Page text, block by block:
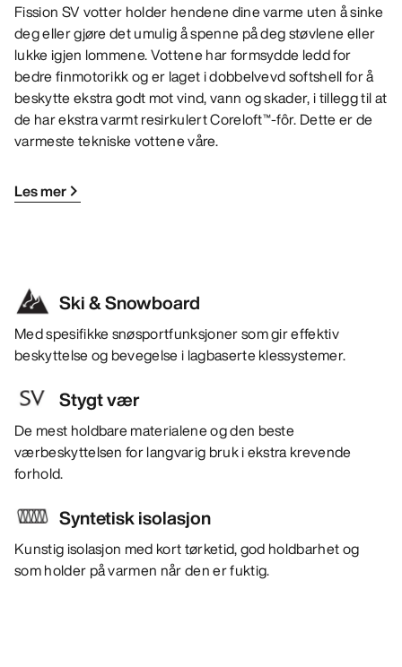
Fission SV votter holder hendene dine varme uten å sinke
deg eller gjøre det umulig å spenne på deg støvlene eller
lukke igjen lommene. Vottene har formsydde ledd for
bedre finmotorikk og er laget i dobbelvevd softshell for å
beskytte ekstra godt mot vind, vann og skader, i tillegg til at
de har ekstra varmt resirkulert Coreloft™-fôr. Dette er de
varmeste tekniske vottene våre.
Les mer
Ski & Snowboard
Med spesifikke snøsportfunksjoner som gir effektiv
beskyttelse og bevegelse i lagbaserte klessystemer.
Stygt vær
De mest holdbare materialene og den beste
værbeskyttelsen for langvarig bruk i ekstra krevende
forhold.
Syntetisk isolasjon
Kunstig isolasjon med kort tørketid, god holdbarhet og
som holder på varmen når den er fuktig.